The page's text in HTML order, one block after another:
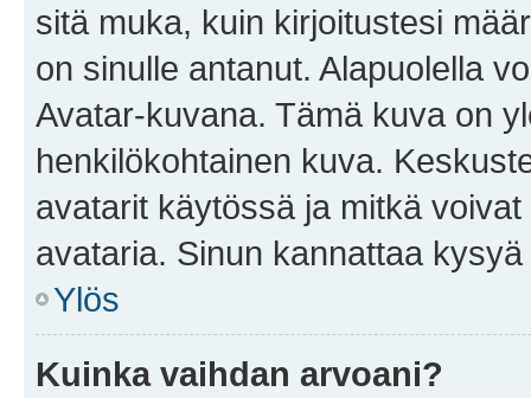
sitä muka, kuin kirjoitustesi
on sinulle antanut. Alapuolella
Avatar-kuvana. Tämä kuva on
henkilökohtainen kuva.
avatarit käytössä ja mitkä
avataria. Sinun kannattaa
Ylös
Kuinka vaihdan arvoani?